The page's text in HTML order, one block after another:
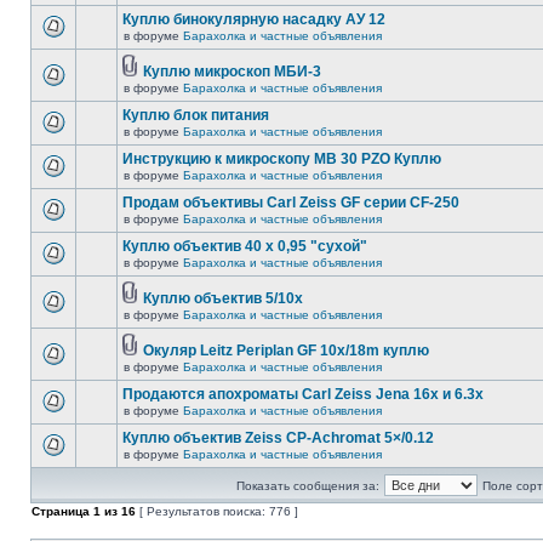
Куплю бинокулярную насадку АУ 12
в форуме Барахолка и частные объявления
Куплю микроскоп МБИ-3
в форуме Барахолка и частные объявления
Куплю блок питания
в форуме Барахолка и частные объявления
Инструкцию к микроскопу MB 30 PZO Куплю
в форуме Барахолка и частные объявления
Продам объективы Carl Zeiss GF серии CF-250
в форуме Барахолка и частные объявления
Куплю объектив 40 х 0,95 "сухой"
в форуме Барахолка и частные объявления
Куплю объектив 5/10х
в форуме Барахолка и частные объявления
Окуляр Leitz Periplan GF 10x/18m куплю
в форуме Барахолка и частные объявления
Продаются апохроматы Carl Zeiss Jena 16x и 6.3x
в форуме Барахолка и частные объявления
Куплю объектив Zeiss CP-Achromat 5×/0.12
в форуме Барахолка и частные объявления
Показать сообщения за:
Поле
Страница 1 из 16 [ Результатов поиска: 776 ]